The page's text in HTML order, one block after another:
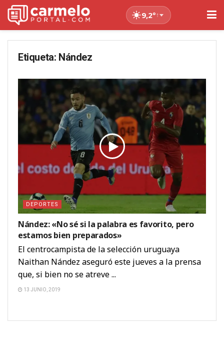
9,2°↑
Etiqueta: Nández
DEPORTES
Nández: «No sé si la palabra es favorito, pero
estamos bien preparados»
El centrocampista de la selección uruguaya
Naithan Nández aseguró este jueves a la prensa
que, si bien no se atreve ...
13 JUNIO, 2019